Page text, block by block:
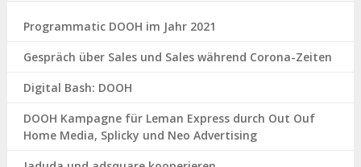
Programmatic DOOH im Jahr 2021
Gespräch über Sales und Sales während Corona-Zeiten
Digital Bash: DOOH
DOOH Kampagne für Leman Express durch Out Ouf
Home Media, Splicky und Neo Advertising